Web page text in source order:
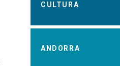
CULTURA
ANDORRA